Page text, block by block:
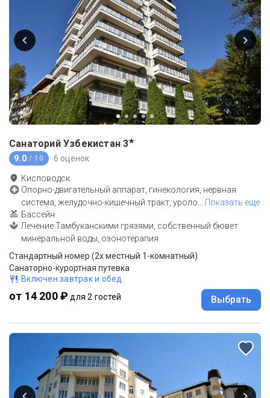
Санаторий Узбекистан 3★
9.0 / 10 6 оценок
Кисловодск
Опорно-двигательный аппарат, гинекология, нервная
система, желудочно-кишечный тракт, уроло… Показать еще
Бассейн
Лечение Тамбуканскими грязями, собственный бювет
минеральной воды, озонотерапия
Стандартный номер (2х местный 1-комнатный)
Санаторно-курортная путевка
Включен завтрак и обед
от 14 200 ₽ для 2 гостей Выбрать